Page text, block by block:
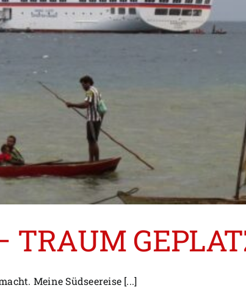
TRAUM
Meine Südseereise [...]